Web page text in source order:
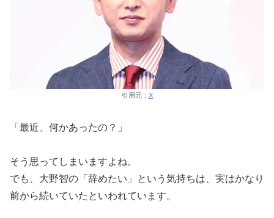
引用元： X
「最近、何かあったの？」
そう思ってしまいますよね。
でも、大野智の「辞めたい」という気持ちは、実はかなり
前から続いていたといわれています。